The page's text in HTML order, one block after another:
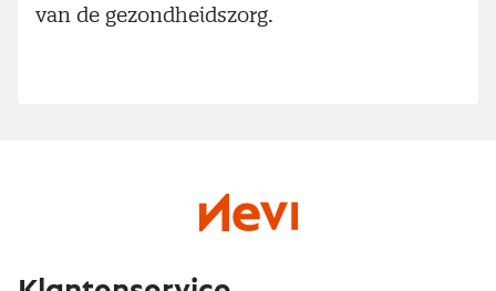
van de gezondheidszorg.